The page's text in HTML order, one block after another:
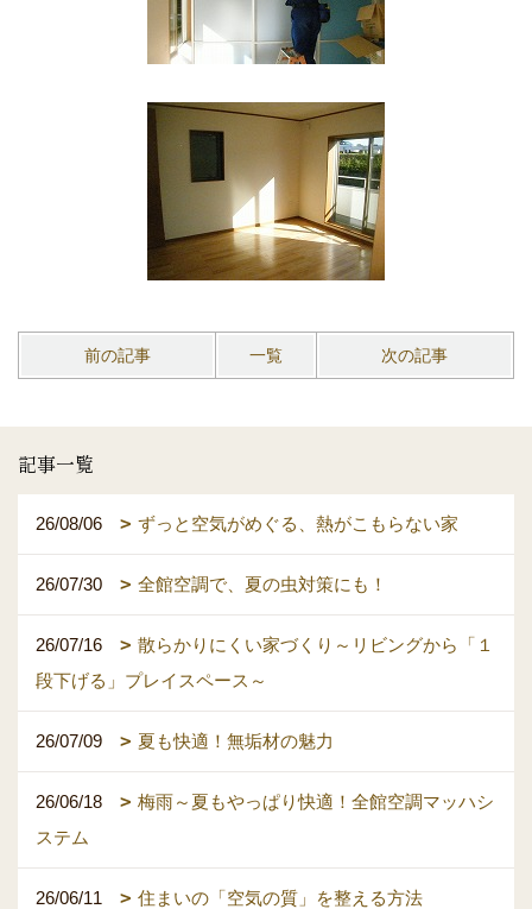
前の記事 一覧 次の記事
記事一覧
26/08/06 ずっと空気がめぐる、熱がこもらない家
26/07/30 全館空調で、夏の虫対策にも！
26/07/16
散らかりにくい家づくり～リビングから「１
段下げる」プレイスペース～
26/07/09 夏も快適！無垢材の魅力
26/06/18
梅雨～夏もやっぱり快適！全館空調マッハシ
ステム
26/06/11 住まいの「空気の質」を整える方法